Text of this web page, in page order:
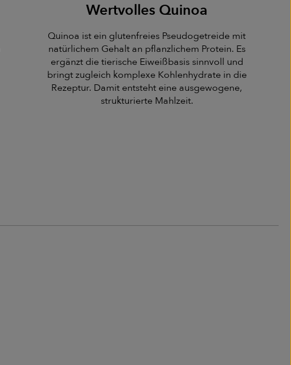
Wertvolles Quinoa
Quinoa ist ein glutenfreies Pseudogetreide mit
natürlichem Gehalt an pflanzlichem Protein. Es
ergänzt die tierische Eiweißbasis sinnvoll und
bringt zugleich komplexe Kohlenhydrate in die
Rezeptur. Damit entsteht eine ausgewogene,
strukturierte Mahlzeit.